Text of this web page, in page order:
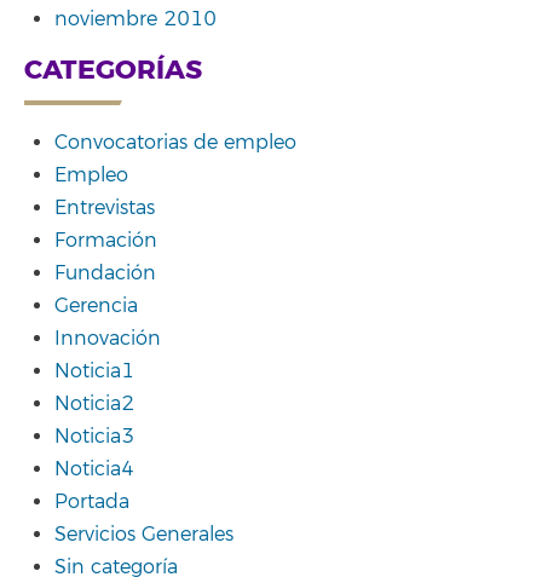
noviembre 2010
CATEGORÍAS
Convocatorias de empleo
Empleo
Entrevistas
Formación
Fundación
Gerencia
Innovación
Noticia1
Noticia2
Noticia3
Noticia4
Portada
Servicios Generales
Sin categoría